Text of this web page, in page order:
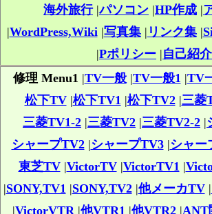
海外旅行|パソコン |HP作成 |
|WordPress,Wiki|写真集| リンク集|
|Pポリシー |自己紹介
修理 Menu1 |TV一般|TV一般1 |TV
松下TV|松下TV1 |松下TV2|三菱
三菱TV1-2 |三菱TV2 |三菱TV2-2 |
シャープTV2|シャープTV3|シャー
東芝TV|VictorTV|VictorTV1 |
|SONY,TV1 |SONY,TV2|他メーカTV|
|VictorVTR |他VTR1 |他VTR2|ANT